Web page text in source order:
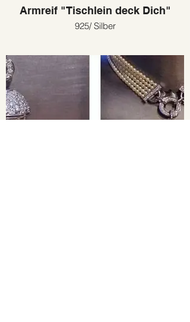
Armreif "Tischlein deck Dich"
925/ Silber